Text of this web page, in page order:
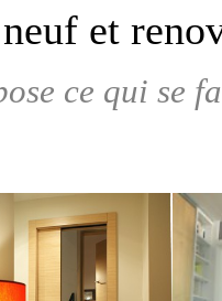
et
ce qui se